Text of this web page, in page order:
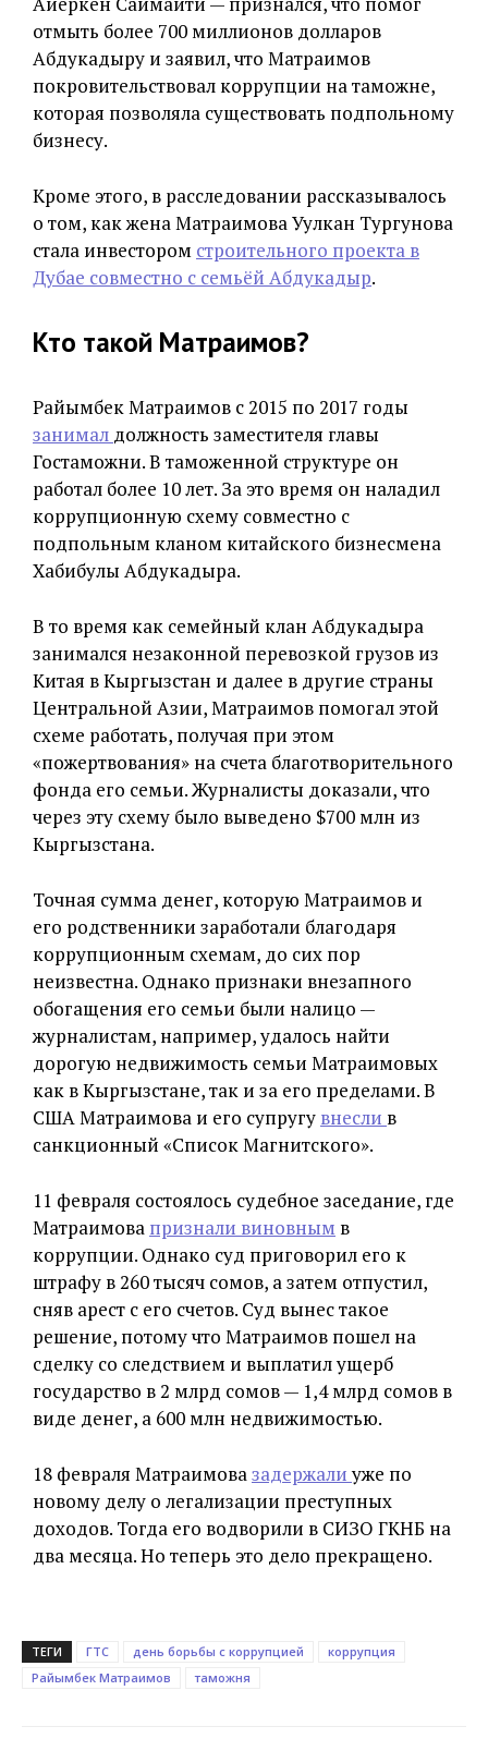
отмыть более 700 миллионов долларов
Абдукадыру и заявил, что Матраимов
покровительствовал коррупции на таможне,
которая позволяла существовать подпольному
бизнесу.
Кроме этого, в расследовании рассказывалось
о том, как жена Матраимова Уулкан Тургунова
стала инвестором строительного проекта в
Дубае совместно с семьёй Абдукадыр.
Кто такой Матраимов?
Райымбек Матраимов с 2015 по 2017 годы
занимал должность заместителя главы
Гостаможни. В таможенной структуре он
работал более 10 лет. За это время он наладил
коррупционную схему совместно с
подпольным кланом китайского бизнесмена
Хабибулы Абдукадыра.
В то время как семейный клан Абдукадыра
занимался незаконной перевозкой грузов из
Китая в Кыргызстан и далее в другие страны
Центральной Азии, Матраимов помогал этой
схеме работать, получая при этом
«пожертвования» на счета благотворительного
фонда его семьи. Журналисты доказали, что
через эту схему было выведено $700 млн из
Кыргызстана.
Точная сумма денег, которую Матраимов и
его родственники заработали благодаря
коррупционным схемам, до сих пор
неизвестна. Однако признаки внезапного
обогащения его семьи были налицо —
журналистам, например, удалось найти
дорогую недвижимость семьи Матраимовых
как в Кыргызстане, так и за его пределами. В
США Матраимова и его супругу внесли в
санкционный «Список Магнитского».
11 февраля состоялось судебное заседание, где
Матраимова признали виновным в
коррупции. Однако суд приговорил его к
штрафу в 260 тысяч сомов, а затем отпустил,
сняв арест с его счетов. Суд вынес такое
решение, потому что Матраимов пошел на
сделку со следствием и выплатил ущерб
государство в 2 млрд сомов — 1,4 млрд сомов в
виде денег, а 600 млн недвижимостью.
18 февраля Матраимовазадержалиуже по
новому делу о легализации преступных
доходов. Тогда его водворили в СИЗО ГКНБ на
два месяца. Но теперь это дело прекращено.
ТЕГИ ГТС день борьбы с коррупцией
коррупция
Райымбек Матраимов
таможня